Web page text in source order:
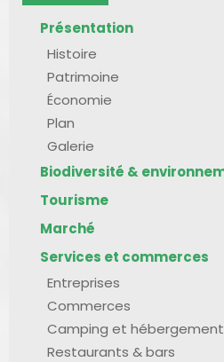
Présentation
Histoire
Patrimoine
Économie
Plan
Galerie
Biodiversité &
Tourisme
Marché
Services et commerces
Entreprises
Commerces
Camping et
Restaurants & bars